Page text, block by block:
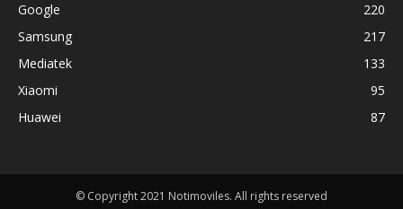
Google
220
Samsung
217
Mediatek
133
Xiaomi
95
Huawei
87
© Copyright 2021 Notimoviles. All rights reserved